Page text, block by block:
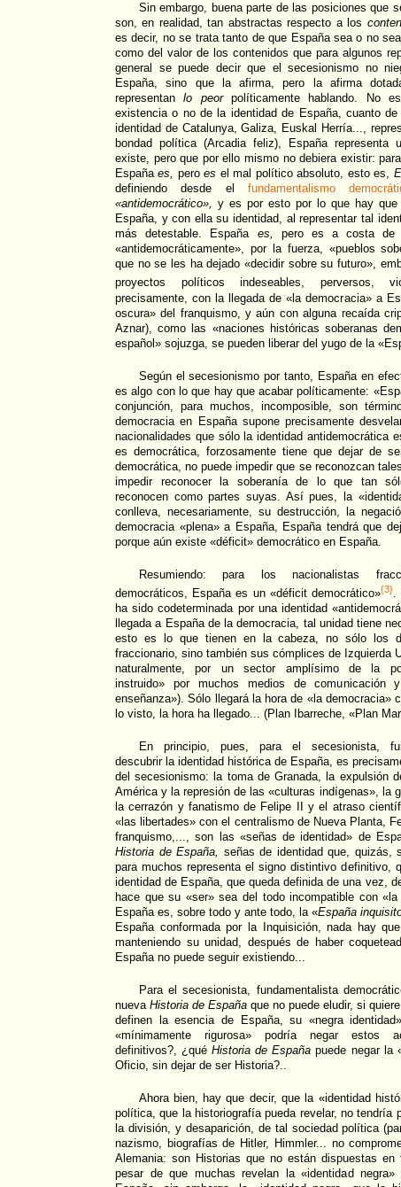
Sin embargo, buena parte de las posiciones que
son, en realidad, tan abstractas respecto a los
es decir, no se trata tanto de que España sea o no
como del valor de los contenidos que para algunos
general se puede decir que el secesionismo no
España, sino que la afirma, pero la afirma
representanlo peorpolíticamente hablando. No
existencia o no de la identidad de España, cuanto
identidad de Catalunya, Galiza, Euskal Herría...,
bondad política (Arcadia feliz), España representa
existe, pero que por ello mismo no debiera existir:
Españaes, peroes el mal político absoluto, esto es,
definiendo desde el fundamentalismo
«antidemocrático», y es por esto por lo que hay que
España, y con ella su identidad, al representar tal
más detestable. España es,
pero es a costa de
«antidemocráticamente», por la fuerza, «pueblos
que no se les ha dejado «decidir sobre su futuro»,
proyectos políticos indeseables, perversos,
precisamente, con la llegada de «la democracia» a
oscura» del franquismo, y aún con alguna recaída
Aznar), como las «naciones históricas soberanas
español» sojuzga, se pueden liberar del yugo de la
Según el secesionismo por tanto, España en
es algo con lo que hay que acabar políticamente:
conjunción, para muchos, incomposible, son
democracia en España supone precisamente
nacionalidades que sólo la identidad antidemocrática
es democrática, forzosamente tiene que dejar de
democrática, no puede impedir que se reconozcan
impedir reconocer la soberanía de lo que tan
reconocen como partes suyas. Así pues, la
conlleva, necesariamente, su destrucción, la
democracia «plena» a España, España tendrá que
porque aún existe «déficit» democrático en España.
Resumiendo: para los nacionalistas
democráticos, España es un «déficit democrático»{3}.
ha sido codeterminada por una identidad
llegada a España de la democracia, tal unidad tiene
esto es lo que tienen en la cabeza, no sólo los
fraccionario, sino también sus cómplices de Izquierda
naturalmente, por un sector amplísimo de la
instruido» por muchos medios de comunicación
enseñanza»). Sólo llegará la hora de «la democracia»
lo visto, la hora ha llegado... (Plan Ibarreche, «Plan
En principio, pues, para el secesionista,
descubrir la identidad histórica de España, es
del secesionismo: la toma de Granada, la expulsión
América y la represión de las «culturas indígenas», la
la cerrazón y fanatismo de Felipe II y el atraso
«las libertades» con el centralismo de Nueva Planta,
franquismo,..., son las «señas de identidad» de
Historia de España, señas de identidad que, quizás,
para muchos representa el signo distintivo definitivo,
identidad de España, que queda definida de una vez,
hace que su «ser» sea del todo incompatible con
España es, sobre todo y ante todo, la «España
España conformada por la Inquisición, nada hay
manteniendo su unidad, después de haber
España no puede seguir existiendo...
Para el secesionista, fundamentalista
nueva Historia de España que no puede eludir, si
definen la esencia de España, su «negra
«mínimamente rigurosa» podría negar estos
definitivos?, ¿quéHistoria de España puede negar la
Oficio, sin dejar de ser Historia?..
Ahora bien, hay que decir, que la «identidad
política, que la historiografía pueda revelar, no tendría
la división, y desaparición, de tal sociedad política
nazismo, biografías de Hitler, Himmler... no
Alemania: son Historias que no están dispuestas
pesar de que muchas revelan la «identidad